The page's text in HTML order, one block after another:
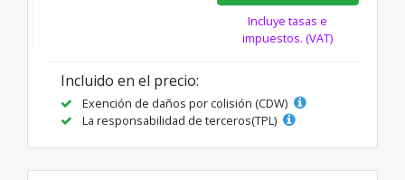
Incluye tasas e
impuestos. (VAT)
Incluido en el precio:
Exención de daños por colisión (CDW)
La responsabilidad de terceros(TPL)